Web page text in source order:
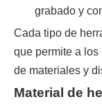
grabado y
Cada tipo de
que permite a
de materiales y
Material de